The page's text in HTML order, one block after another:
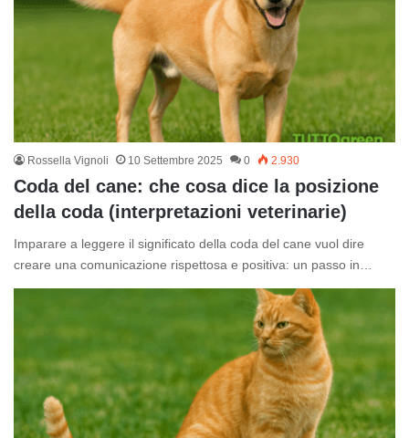
Rossella Vignoli 10 Settembre 2025 0 2.930
Coda del cane: che cosa dice la posizione
della coda (interpretazioni veterinarie)
Imparare a leggere il significato della coda del cane vuol dire
creare una comunicazione rispettosa e positiva: un passo in…